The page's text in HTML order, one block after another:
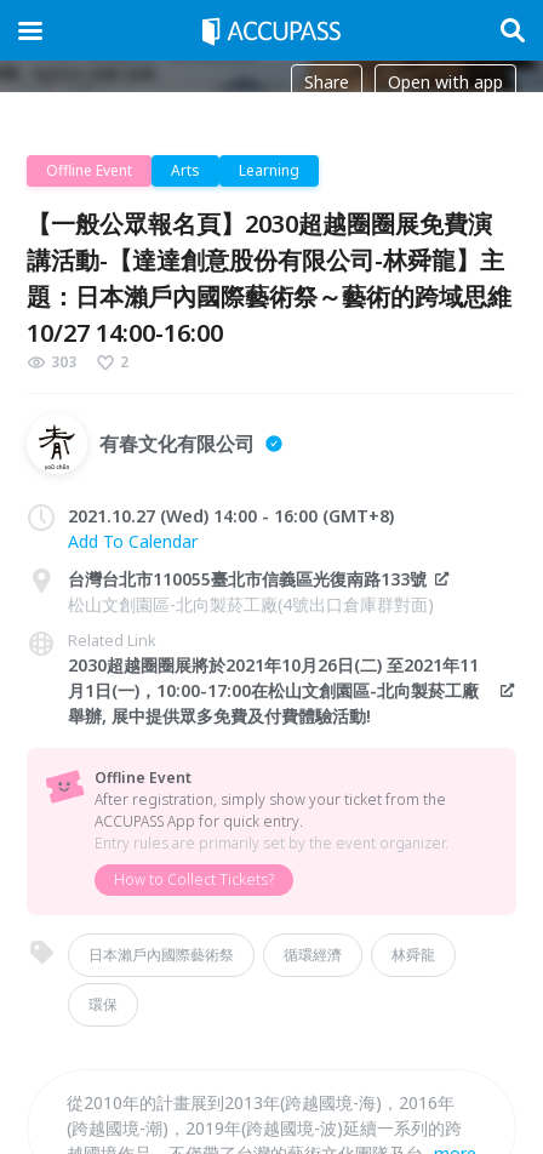
Share Open with app
Offline Event Arts Learning
【一般公眾報名頁】2030超越圈圈展免費演
講活動-【達達創意股份有限公司-林舜龍】主
題：日本瀨戶內國際藝術祭～藝術的跨域思維
10/27 14:00-16:00
303 2
有春文化有限公司
2021.10.27 (Wed) 14:00 - 16:00 (GMT+8)
Add To Calendar
台灣台北市110055臺北市信義區光復南路133號
松山文創園區-北向製菸工廠(4號出口倉庫群對面)
Related Link
2030超越圈圈展將於2021年10月26日(二) 至2021年11
月1日(一)，10:00-17:00在松山文創園區-北向製菸工廠
舉辦, 展中提供眾多免費及付費體驗活動!
Offline Event
After registration, simply show your ticket from the
ACCUPASS App for quick entry.
Entry rules are primarily set by the event organizer.
How to Collect Tickets?
日本瀨戶內國際藝術祭 循環經濟 林舜龍
環保
從2010年的計畫展到2013年(跨越國境-海)，2016年
(跨越國境-潮)，2019年(跨越國境-波)延續一系列的跨